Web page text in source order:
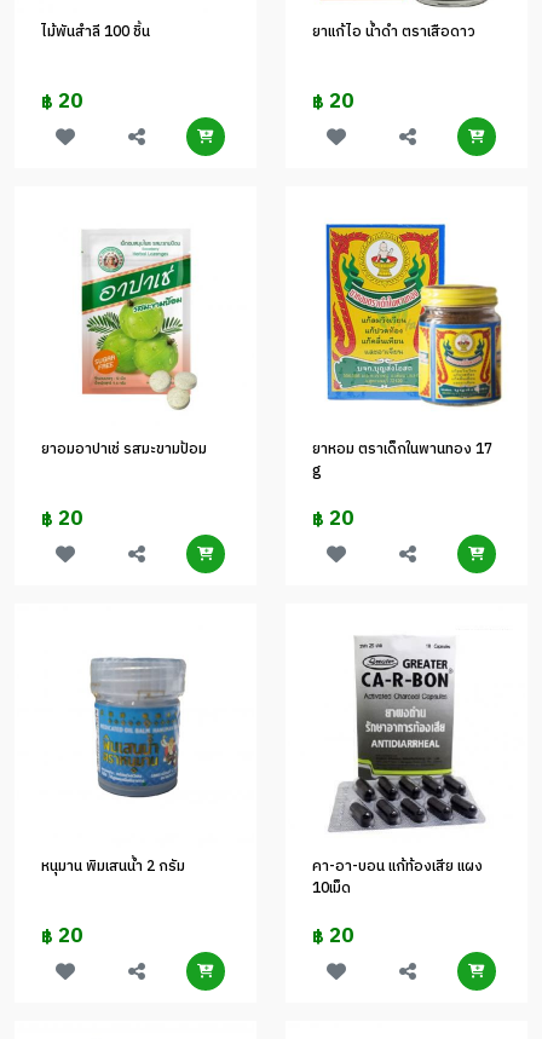
ไม้พันสำลี 100 ชิ้น
฿ 20
ยาแก้ไอ น้ำดำ ตราเสือดาว
฿ 20
ยาอมอาปาเช่ รสมะขามป้อม
฿ 20
ยาหอม ตราเด็กในพานทอง 17
g
฿ 20
หนุมาน พิมเสนน้ำ 2 กรัม
฿ 20
คา-อา-บอน แก้ท้องเสีย แผง
10เม็ด
฿ 20